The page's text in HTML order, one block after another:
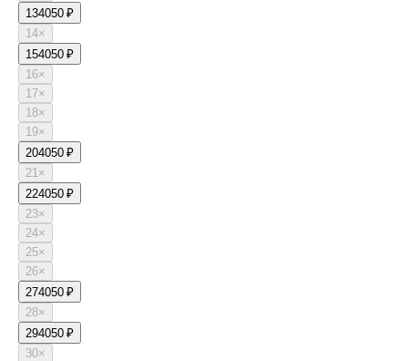
134050 ₽
14×
154050 ₽
16×
17×
18×
19×
204050 ₽
21×
224050 ₽
23×
24×
25×
26×
274050 ₽
28×
294050 ₽
30×